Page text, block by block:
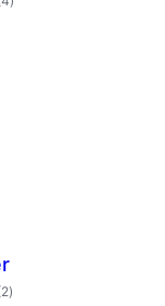
insgesamt
Bewertungen
insgesamt
)